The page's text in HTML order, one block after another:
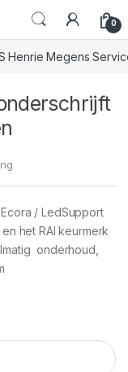
0
Henrie Megens
/ LedSupport
het RAI keurmerk
onderhoud,